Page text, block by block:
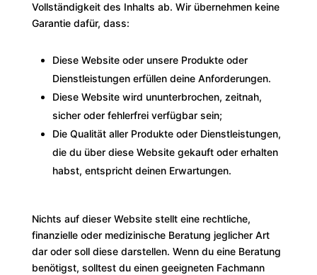
Vollständigkeit des Inhalts ab. Wir übernehmen keine
Garantie dafür, dass:
Diese Website oder unsere Produkte oder
Dienstleistungen erfüllen deine Anforderungen.
Diese Website wird ununterbrochen, zeitnah,
sicher oder fehlerfrei verfügbar sein;
Die Qualität aller Produkte oder Dienstleistungen,
die du über diese Website gekauft oder erhalten
habst, entspricht deinen Erwartungen.
Nichts auf dieser Website stellt eine rechtliche,
finanzielle oder medizinische Beratung jeglicher Art
dar oder soll diese darstellen. Wenn du eine Beratung
benötigst, solltest du einen geeigneten Fachmann